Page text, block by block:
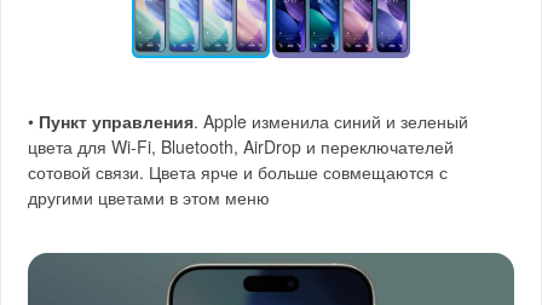
• Пункт управления. Apple изменила синий и зеленый
цвета для Wi-Fi, Bluetooth, AirDrop и переключателей
сотовой связи. Цвета ярче и больше совмещаются с
другими цветами в этом меню